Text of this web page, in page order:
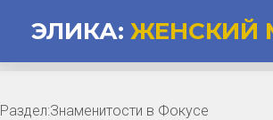
ЭЛИКА: ЖЕНСКИЙ
Раздел:Знаменитости в Фокусе